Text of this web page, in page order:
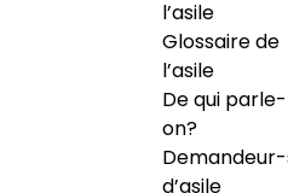
l’asile
Glossaire de
l’asile
De qui
on?
d’asile